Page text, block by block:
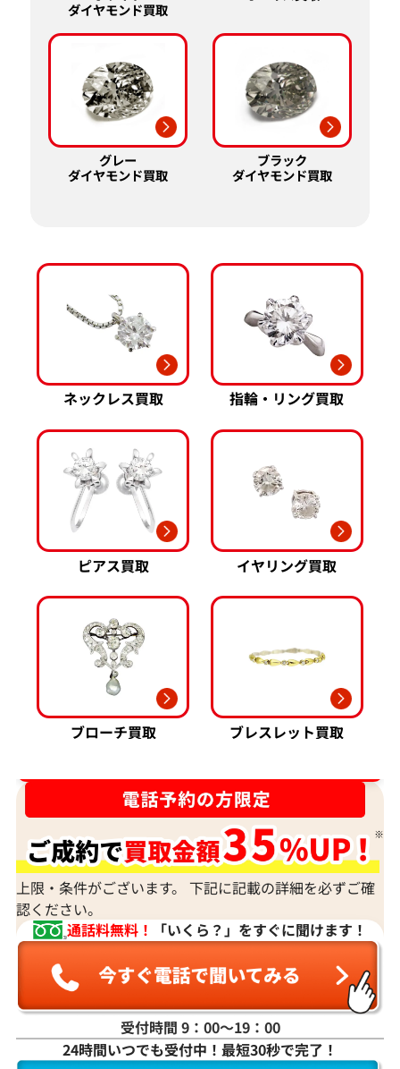
ダイヤモンド買取
グレー
ダイヤモンド買取
ブラック
ダイヤモンド買取
ネックレス買取 指輪・リング買取
ピアス買取 イヤリング買取
ブローチ買取
ブレスレット買取
上限・条件がございます。 下記に記載の詳細を必ずご確
認ください。
通話料無料！
「いくら？」をすぐに聞けます！
受付時間 9：00〜19：00
24時間いつでも受付中！最短30秒で完了！